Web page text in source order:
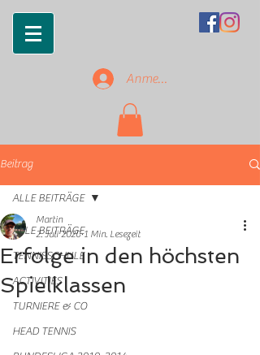
Anmelden
Beitrag
ALLE BEITRÄGE
TENNISSCHULE
ACTIVITIES
TURNIERE & CO
HEAD TENNIS
ALLE BEITRÄGE
Erfolge in den höchsten
Spielklassen
Martin
2. Juli 2020 1 Min. Lesezeit